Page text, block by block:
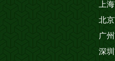
上
北
广
深